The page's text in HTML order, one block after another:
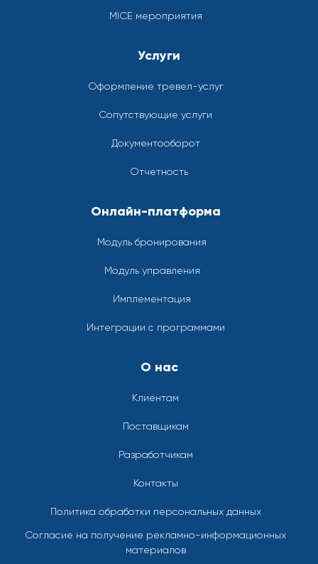
MICE мероприятия
Услуги
Оформление тревел-услуг
Сопутствующие услуги
Документооборот
Отчетность
Онлайн-платформа
Модуль бронирования
Модуль управления
Имплементация
Интеграции с программами
О нас
Клиентам
Поставщикам
Разработчикам
Контакты
Политика обработки персональных данных
Согласие на получение рекламно-информационных
материалов